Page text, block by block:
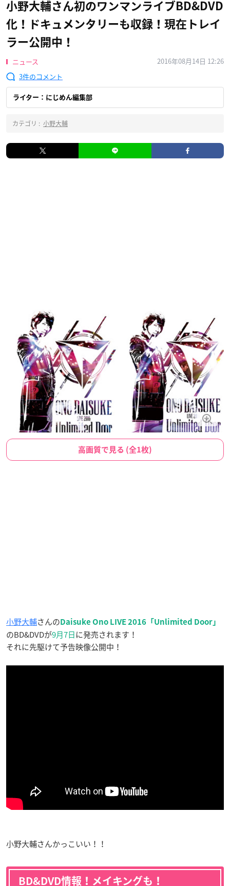
小野大輔さん初のワンマンライブBD&DVD
化！ドキュメンタリーも収録！現在トレイ
ラー公開中！
ニュース
2016年08月14日 12:26
3
ライター：にじめん編集部
カテゴリ : 小野大輔
高画質で見る (全1枚)
小野大輔さんのDaisuke Ono LIVE 2016「Unlimited Door」
のBD&DVDが9月7日に発売されます！
それに先駆けて予告映像公開中！
小野大輔さんかっこいい！！
BD&DVD情報！メイキングも！